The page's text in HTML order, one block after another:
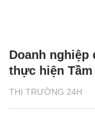
THỊ TRƯỜNG 24H
Doanh nghiệp
thực hiện Tầm